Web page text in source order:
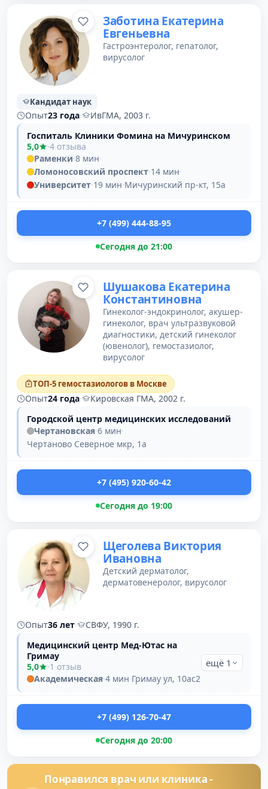
Заботина Екатерина
Евгеньевна
Гастроэнтеролог, гепатолог,
вирусолог
Кандидат наук
Опыт23 года·
ИвГМА, 2003 г.
Госпиталь Клиники Фомина на Мичуринском
5,0
·4 отзыва
Раменки·8 мин·
Ломоносовский проспект·14 мин·
Университет·19 мин·Мичуринский пр-кт, 15а
+7 (499) 444-88-95
Сегодня до 21:00
Шушакова Екатерина
Константиновна
Гинеколог-эндокринолог, акушер-
гинеколог, врач ультразвуковой
диагностики, детский гинеколог
(ювенолог), гемостазиолог,
вирусолог
ТОП-5 гемостазиологов в Москве
Опыт24 года·
Кировская ГМА, 2002 г.
Городской центр медицинских исследований
Чертановская·6 мин·
Чертаново Северное мкр, 1а
+7 (495) 920-60-42
Сегодня до 19:00
Щеголева Виктория
Ивановна
Детский дерматолог,
дерматовенеролог, вирусолог
Опыт36 лет·
СВФУ, 1990 г.
Медицинский центр Мед-Ютас на
Гримау
5,0
·1 отзыв
Академическая·4 мин·Гримау ул, 10ас2
ещё 1
+7 (499) 126-70-47
Сегодня до 20:00
Понравился врач или клиника -